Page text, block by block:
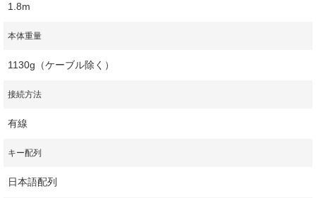
1.8m
本体重量
1130g（ケーブル除く）
接続方法
有線
キー配列
日本語配列